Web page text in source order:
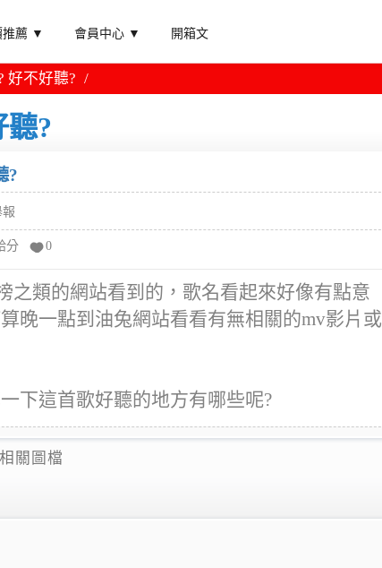
推薦 ▼ 會員中心 ▼ 開箱文
好不好聽?
?
?
報
分 0
之類的網站看到的，歌名看起來好像有點意
晚一點到油兔網站看看有無相關的mv影片或
下這首歌好聽的地方有哪些呢?